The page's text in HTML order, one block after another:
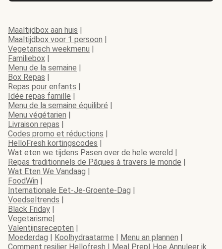
Maaltijdbox aan huis |
Maaltijdbox voor 1 persoon |
Vegetarisch weekmenu |
Familiebox |
Menu de la semaine |
Box Repas |
Repas pour enfants |
Idée repas famille |
Menu de la semaine équilibré |
Menu végétarien |
Livraison repas |
Codes promo et réductions |
HelloFresh kortingscodes |
Wat eten we tijdens Pasen over de hele wereld |
Repas traditionnels de Pâques à travers le monde |
Wat Eten We Vandaag |
FoodWin |
Internationale Eet-Je-Groente-Dag |
Voedseltrends |
Black Friday |
Vegetarisme|
Valentijnsrecepten |
Moederdag | Koolhydraatarme | Menu an plannen |
Comment resilier Hellofresh | Meal Prep| Hoe Annuleer ik